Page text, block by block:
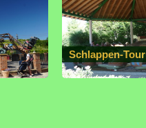
Schlappen-Tour